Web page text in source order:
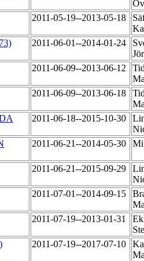
2011-05-19--2013-05-18
2011-06-01--2014-01-24
2011-06-09--2013-06-12
2011-06-09--2013-06-18
2011-06-18--2015-10-30
2011-06-21--2014-05-30
2011-06-21--2015-09-29
2011-07-01--2014-09-15
2011-07-19--2013-01-31
2011-07-19--2017-07-10